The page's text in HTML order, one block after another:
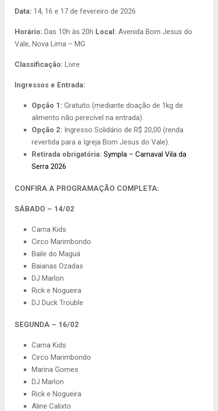
Data: 14, 16 e 17 de fevereiro de 2026
Horário: Das 10h às 20h Local: Avenida Bom Jesus do
Vale, Nova Lima – MG
Classificação: Livre
Ingressos e Entrada:
Opção 1: Gratuito (mediante doação de 1kg de
alimento não perecível na entrada).
Opção 2: Ingresso Solidário de R$ 20,00 (renda
revertida para a Igreja Bom Jesus do Vale).
Retirada obrigatória: Sympla – Carnaval Vila da
Serra 2026
CONFIRA A PROGRAMAÇÃO COMPLETA:
SÁBADO – 14/02
Carna Kids
Circo Marimbondo
Baile do Maguá
Baianas Ozadas
DJ Marlon
Rick e Nogueira
DJ Duck Trouble
SEGUNDA – 16/02
Carna Kids
Circo Marimbondo
Marina Gomes
DJ Marlon
Rick e Nogueira
Aline Calixto